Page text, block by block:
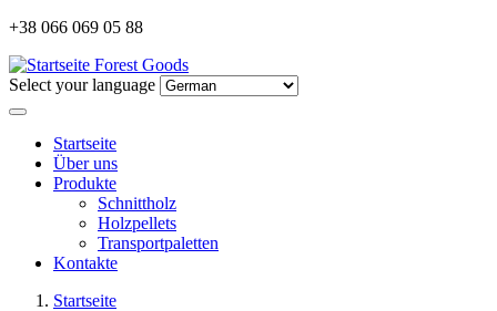
+38 066 069 05 88
Forest Goods
Select your language
Startseite
Über uns
Produkte
Schnittholz
Holzpellets
Transportpaletten
Kontakte
Startseite